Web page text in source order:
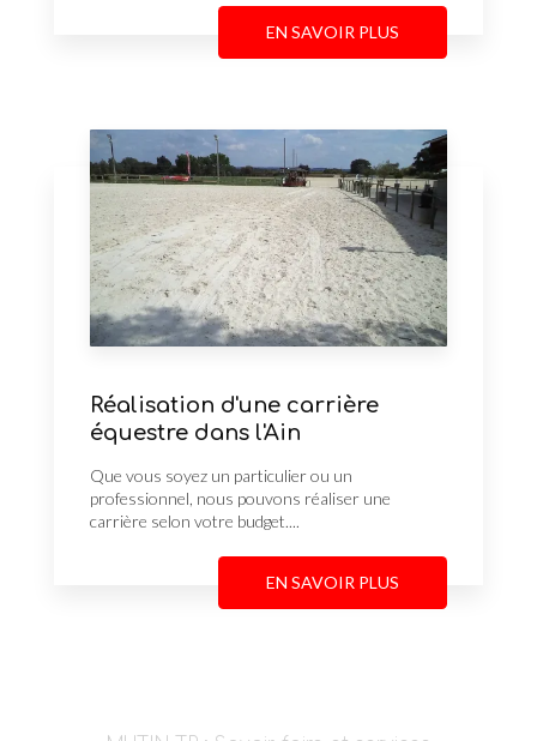
EN SAVOIR PLUS
Réalisation d'une carrière
équestre dans l'Ain
Que vous soyez un particulier ou un
professionnel, nous pouvons réaliser une
carrière selon votre budget....
EN SAVOIR PLUS